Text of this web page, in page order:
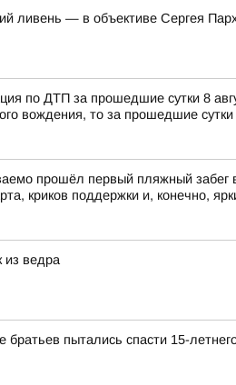
ливень — в объективе Сергея
по ДТП за прошедшие сутки 8
вождения, то за прошедшие сутки
прошёл первый пляжный забег
криков поддержки и, конечно,
из ведра
братьев пытались спасти 15-